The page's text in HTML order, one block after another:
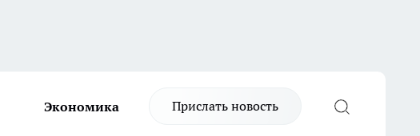
Экономика Прислать новость